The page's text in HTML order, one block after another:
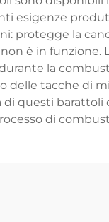
esigenze
protegge la
è in funzione.
la
delle tacche di
questi barattoli
di